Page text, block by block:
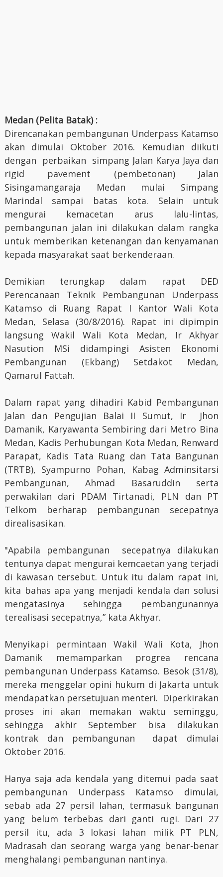
Medan (Pelita Batak) :
Direncanakan pembangunan Underpass Katamso
akan dimulai Oktober 2016. Kemudian diikuti
dengan perbaikan simpang Jalan Karya Jaya dan
rigid pavement (pembetonan) Jalan
Sisingamangaraja Medan mulai Simpang
Marindal sampai batas kota. Selain untuk
mengurai kemacetan arus lalu-lintas,
pembangunan jalan ini dilakukan dalam rangka
untuk memberikan ketenangan dan kenyamanan
kepada masyarakat saat berkenderaan.
Demikian terungkap dalam rapat DED
Perencanaan Teknik Pembangunan Underpass
Katamso di Ruang Rapat I Kantor Wali Kota
Medan, Selasa (30/8/2016). Rapat ini dipimpin
langsung Wakil Wali Kota Medan, Ir Akhyar
Nasution MSi didampingi Asisten Ekonomi
Pembangunan (Ekbang) Setdakot Medan,
Qamarul Fattah.
Dalam rapat yang dihadiri Kabid Pembangunan
Jalan dan Pengujian Balai II Sumut, Ir Jhon
Damanik, Karyawanta Sembiring dari Metro Bina
Medan, Kadis Perhubungan Kota Medan, Renward
Parapat, Kadis Tata Ruang dan Tata Bangunan
(TRTB), Syampurno Pohan, Kabag Adminsitarsi
Pembangunan, Ahmad Basaruddin serta
perwakilan dari PDAM Tirtanadi, PLN dan PT
Telkom berharap pembangunan secepatnya
direalisasikan.
"Apabila pembangunan secepatnya dilakukan
tentunya dapat mengurai kemcaetan yang terjadi
di kawasan tersebut. Untuk itu dalam rapat ini,
kita bahas apa yang menjadi kendala dan solusi
mengatasinya sehingga pembangunannya
terealisasi secepatnya,” kata Akhyar.
Menyikapi permintaan Wakil Wali Kota, Jhon
Damanik memamparkan progrea rencana
pembangunan Underpass Katamso. Besok (31/8),
mereka menggelar opini hukum di Jakarta untuk
mendapatkan persetujuan menteri. Diperkirakan
proses ini akan memakan waktu seminggu,
sehingga akhir September bisa dilakukan
kontrak dan pembangunan dapat dimulai
Oktober 2016.
Hanya saja ada kendala yang ditemui pada saat
pembangunan Underpass Katamso dimulai,
sebab ada 27 persil lahan, termasuk bangunan
yang belum terbebas dari ganti rugi. Dari 27
persil itu, ada 3 lokasi lahan milik PT PLN,
Madrasah dan seorang warga yang benar-benar
menghalangi pembangunan nantinya.